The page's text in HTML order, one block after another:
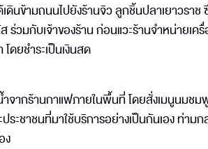
นข้ามถนนไปยังร้านจิว ลูกชิ้นปลาเยาวราช
มกับเจ้าของร้าน ก่อนแวะร้านจำหน่ายเค
ดยชำระเป็นเงินสด
จากร้านกาแฟภายในพื้นที่ โดยสั่งเมนูนมช
ระชาชนที่มาใช้บริการอย่างเป็นกันเอง ท่า
ง